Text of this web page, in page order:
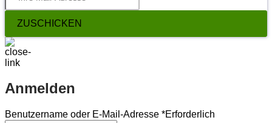
ZUSCHICKEN
Anmelden
Benutzername oder E-Mail-Adresse *Erforderlich